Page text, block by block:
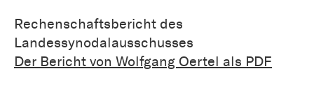
Rechenschaftsbericht des
Landessynodalausschusses
Der Bericht von Wolfgang Oertel als PDF